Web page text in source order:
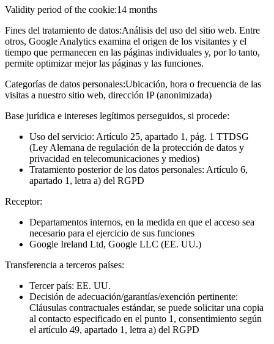
Validity period of the cookie:14 months
Fines del tratamiento de datos:Análisis del uso del sitio web. Entre
otros, Google Analytics examina el origen de los visitantes y el
tiempo que permanecen en las páginas individuales y, por lo tanto,
permite optimizar mejor las páginas y las funciones.
Categorías de datos personales:Ubicación, hora o frecuencia de las
visitas a nuestro sitio web, dirección IP (anonimizada)
Base jurídica e intereses legítimos perseguidos, si procede:
Uso del servicio: Artículo 25, apartado 1, pág. 1 TTDSG
(Ley Alemana de regulación de la protección de datos y
privacidad en telecomunicaciones y medios)
Tratamiento posterior de los datos personales: Artículo 6,
apartado 1, letra a) del RGPD
Receptor:
Departamentos internos, en la medida en que el acceso sea
necesario para el ejercicio de sus funciones
Google Ireland Ltd, Google LLC (EE. UU.)
Transferencia a terceros países:
Tercer país: EE. UU.
Decisión de adecuación/garantías/exención pertinente:
Cláusulas contractuales estándar, se puede solicitar una copia
al contacto especificado en el punto 1, consentimiento según
el artículo 49, apartado 1, letra a) del RGPD